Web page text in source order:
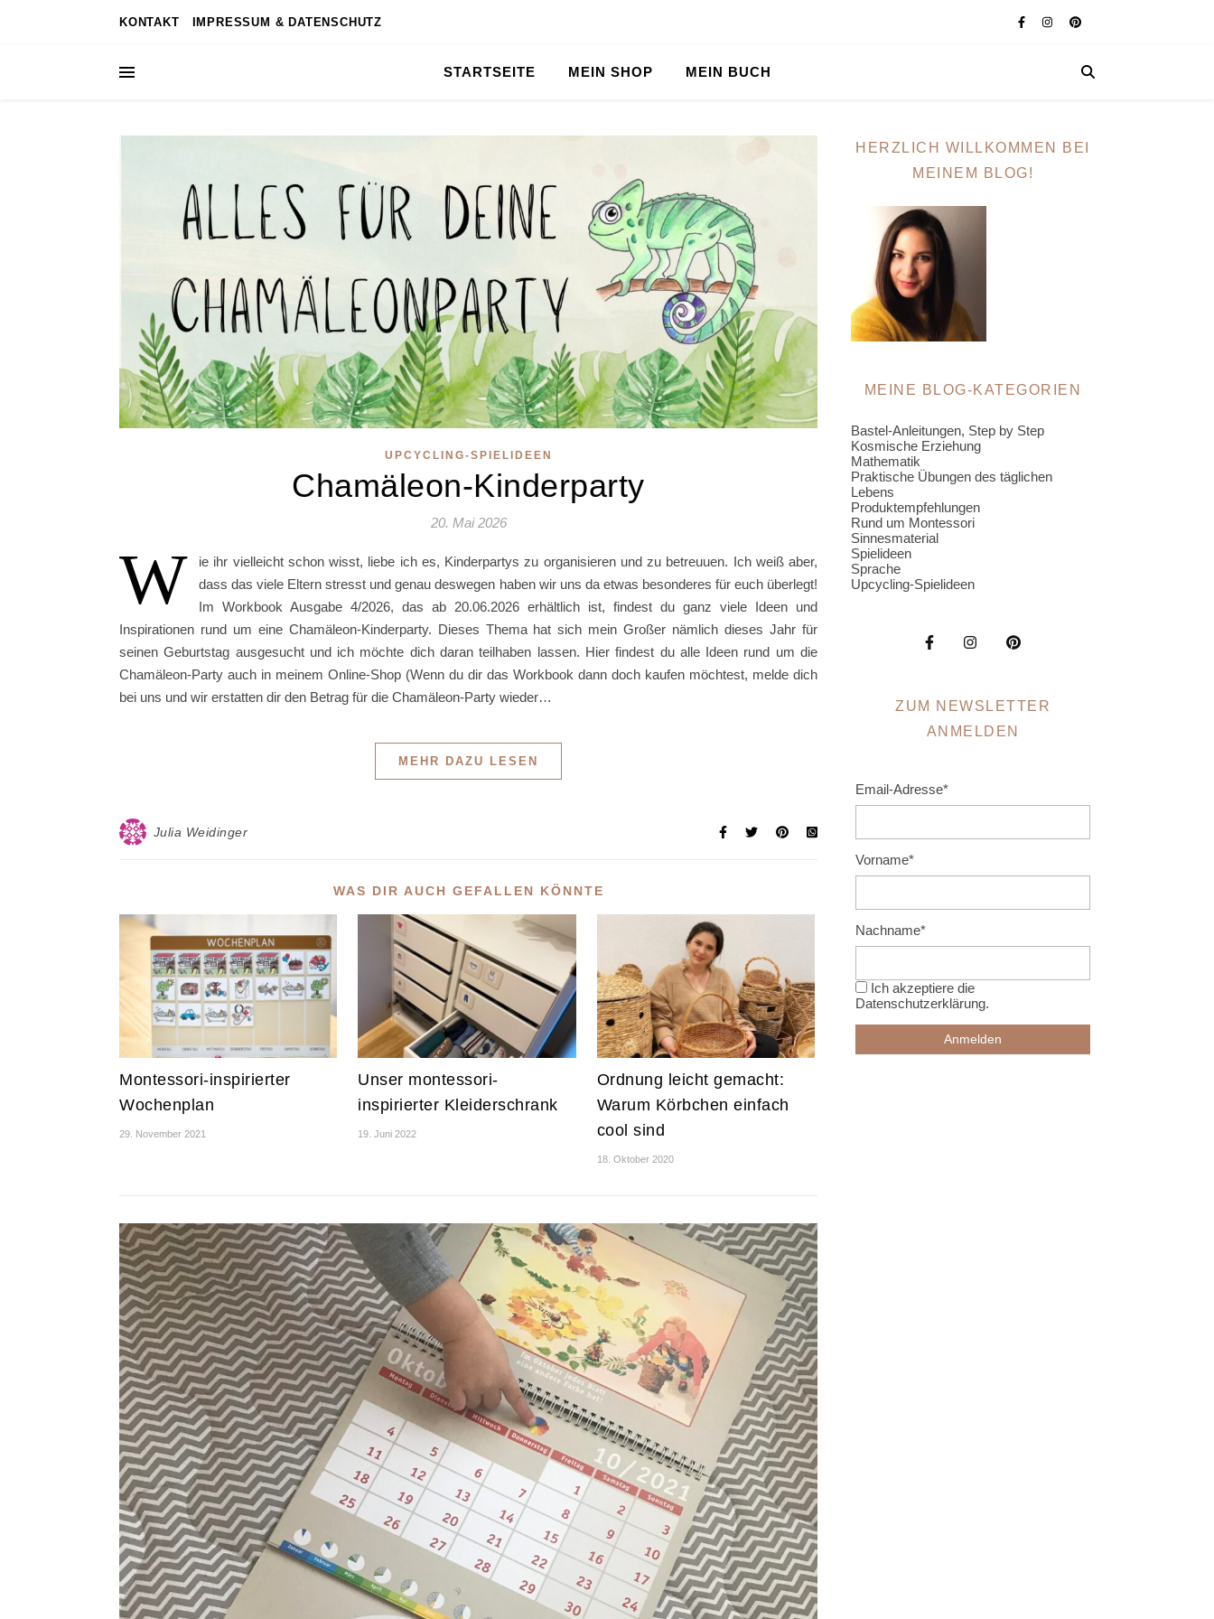
KONTAKT IMPRESSUM & DATENSCHUTZ
STARTSEITE MEIN SHOP MEIN BUCH
UPCYCLING-SPIELIDEEN
Chamäleon-Kinderparty
20. Mai 2026
W
ie ihr vielleicht schon wisst, liebe ich es, Kinderpartys zu organisieren und zu betreuuen. Ich weiß aber,
dass das viele Eltern stresst und genau deswegen haben wir uns da etwas besonderes für euch überlegt!
Im Workbook Ausgabe 4/2026, das ab 20.06.2026 erhältlich ist, findest du ganz viele Ideen und
Inspirationen rund um eine Chamäleon-Kinderparty. Dieses Thema hat sich mein Großer nämlich dieses Jahr für
seinen Geburtstag ausgesucht und ich möchte dich daran teilhaben lassen. Hier findest du alle Ideen rund um die
Chamäleon-Party auch in meinem Online-Shop (Wenn du dir das Workbook dann doch kaufen möchtest, melde dich
bei uns und wir erstatten dir den Betrag für die Chamäleon-Party wieder…
MEHR DAZU LESEN
Julia Weidinger
WAS DIR AUCH GEFALLEN KÖNNTE
Montessori-inspirierter
Wochenplan
29. November 2021
Unser montessori-
inspirierter Kleiderschrank
19. Juni 2022
Ordnung leicht gemacht:
Warum Körbchen einfach
cool sind
18. Oktober 2020
HERZLICH WILLKOMMEN BEI
MEINEM BLOG!
MEINE BLOG-KATEGORIEN
Bastel-Anleitungen, Step by Step
Kosmische Erziehung
Mathematik
Praktische Übungen des täglichen
Lebens
Produktempfehlungen
Rund um Montessori
Sinnesmaterial
Spielideen
Sprache
Upcycling-Spielideen
ZUM NEWSLETTER
ANMELDEN
Email-Adresse*
Vorname*
Nachname*
Ich akzeptiere die
Datenschutzerklärung.